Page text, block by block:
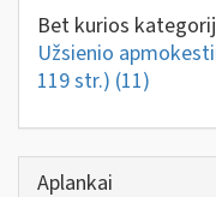
Bet kurios
Užsienio
119 str.) (11)
Aplankai